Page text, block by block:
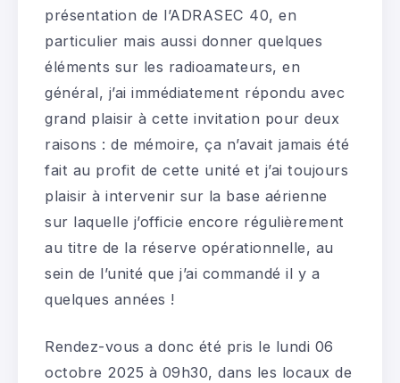
présentation de l’ADRASEC 40, en
particulier mais aussi donner quelques
éléments sur les radioamateurs, en
général, j’ai immédiatement répondu avec
grand plaisir à cette invitation pour deux
raisons : de mémoire, ça n’avait jamais été
fait au profit de cette unité et j’ai toujours
plaisir à intervenir sur la base aérienne
sur laquelle j’officie encore régulièrement
au titre de la réserve opérationnelle, au
sein de l’unité que j’ai commandé il y a
quelques années !
Rendez-vous a donc été pris le lundi 06
octobre 2025 à 09h30, dans les locaux de